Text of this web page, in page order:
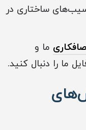
ساختاری در
صافکاری ما و
ما را دنبال کنید.